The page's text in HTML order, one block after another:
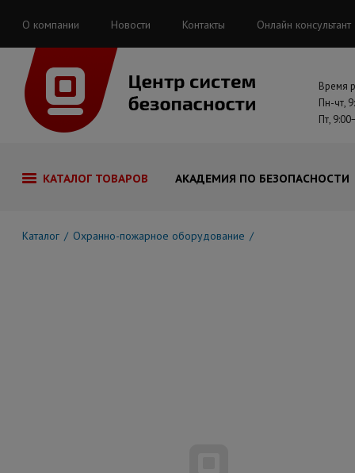
О компании Новости Контакты Онлайн консультант
Время
Пн-чт,
Пт,
КАТАЛОГ ТОВАРОВ АКАДЕМИЯ ПО БЕЗОПАСНОСТИ
Каталог Охранно-пожарное оборудование